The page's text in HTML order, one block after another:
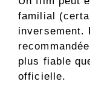
familial
inversement.
plus fiable
officielle.